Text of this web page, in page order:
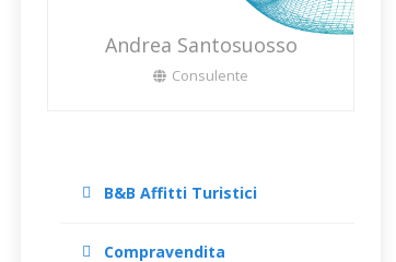
Andrea Santosuosso
Consulente
B&B Affitti Turistici
Compravendita